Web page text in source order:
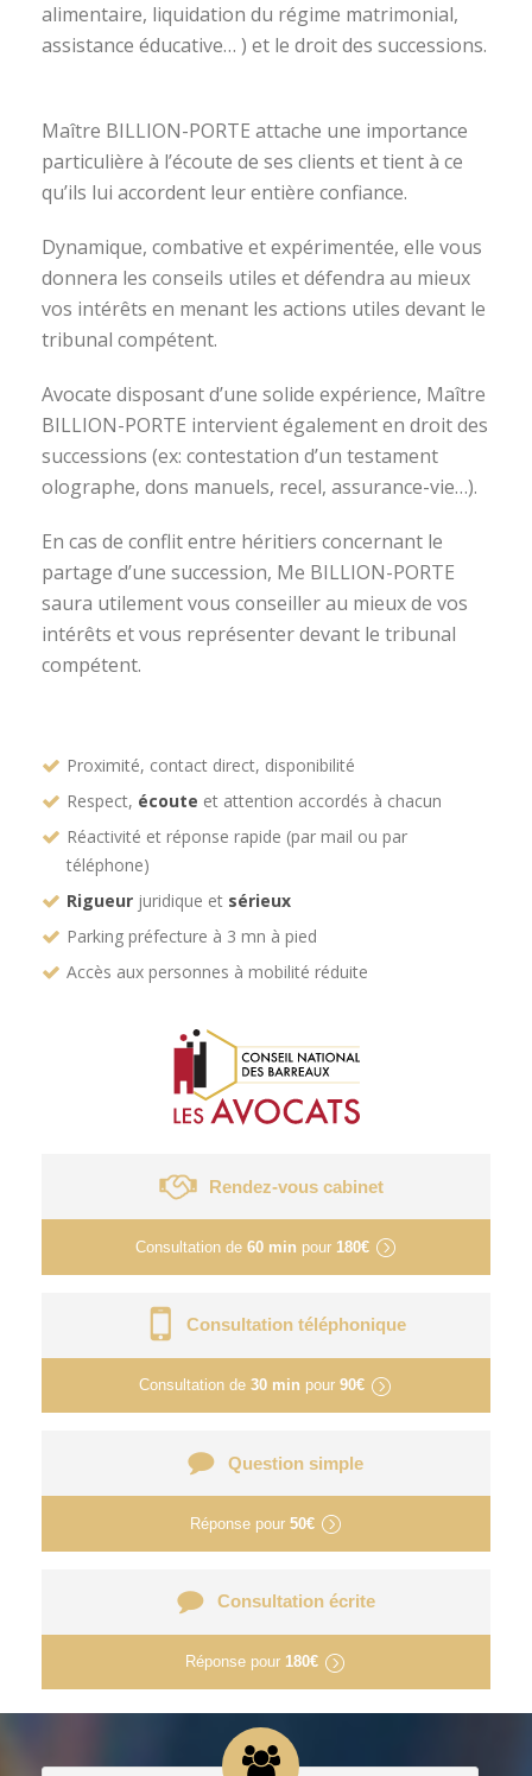
alimentaire, liquidation du régime matrimonial,
assistance éducative… ) et le droit des successions.
Maître BILLION-PORTE attache une importance
particulière à l’écoute de ses clients et tient à ce
qu’ils lui accordent leur entière confiance.
Dynamique, combative et expérimentée, elle vous
donnera les conseils utiles et défendra au mieux
vos intérêts en menant les actions utiles devant le
tribunal compétent.
Avocate disposant d’une solide expérience, Maître
BILLION-PORTE intervient également en droit des
successions (ex: contestation d’un testament
olographe, dons manuels, recel, assurance-vie…).
En cas de conflit entre héritiers concernant le
partage d’une succession, Me BILLION-PORTE
saura utilement vous conseiller au mieux de vos
intérêts et vous représenter devant le tribunal
compétent.
Proximité, contact direct, disponibilité
Respect, écoute et attention accordés à chacun
Réactivité et réponse rapide (par mail ou par
téléphone)
Rigueur juridique et sérieux
Parking préfecture à 3 mn à pied
Accès aux personnes à mobilité réduite
Rendez-vous cabinet
Consultation de 60 min pour 180€
Consultation téléphonique
Consultation de 30 min pour 90€
Question simple
Réponse pour 50€
Consultation écrite
Réponse pour 180€